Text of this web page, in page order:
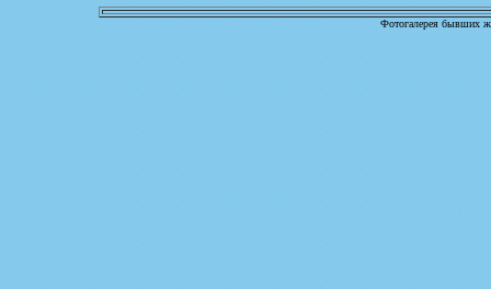
Фотогалерея бывших